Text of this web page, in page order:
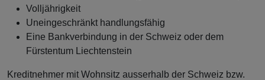
Volljährigkeit
Uneingeschränkt handlungsfähig
Eine Bankverbindung in der Schweiz oder dem
Fürstentum Liechtenstein
Kreditnehmer mit Wohnsitz ausserhalb der Schweiz bzw.